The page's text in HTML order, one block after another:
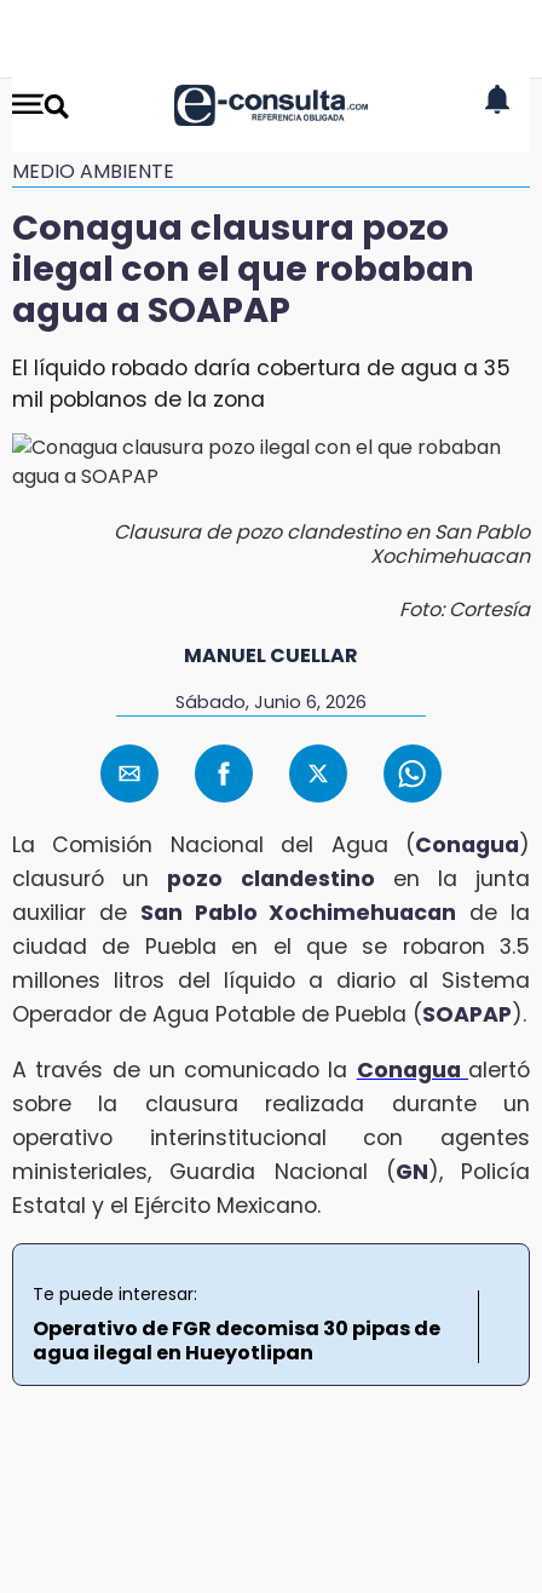
MEDIO AMBIENTE
Conagua clausura pozo
ilegal con el que robaban
agua a SOAPAP
El líquido robado daría cobertura de agua a 35
mil poblanos de la zona
Clausura de pozo clandestino en San Pablo
Xochimehuacan
Foto: Cortesía
MANUEL CUELLAR
Sábado, Junio 6, 2026
La Comisión Nacional del Agua (Conagua)
clausuró un pozo clandestino en la junta
auxiliar de San Pablo Xochimehuacan de la
ciudad de Puebla en el que se robaron 3.5
millones litros del líquido a diario al Sistema
Operador de Agua Potable de Puebla (SOAPAP).
A través de un comunicado la Conagua alertó
sobre la clausura realizada durante un
operativo interinstitucional con agentes
ministeriales, Guardia Nacional (GN), Policía
Estatal y el Ejército Mexicano.
Te puede interesar:
Operativo de FGR decomisa 30 pipas de
agua ilegal en Hueyotlipan